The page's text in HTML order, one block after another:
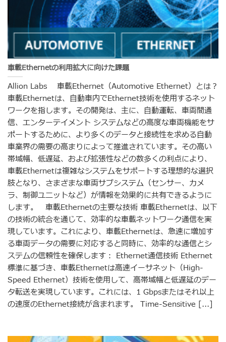
車載Ethernetの利用拡大に向けた課題
Allion Labs 車載Ethernet（Automotive Ethernet）とは？
車載Ethernetは、自動車内でEthernet技術を使用するネット
ワークを指します。その開発は、主に、自動運転、車両間通
信、エンターテイメント システムなどの高度な車両機能をサ
ポートするために、より多くのデータと接続性を求める自動
車業界の需要の高まりによって推進されています。その高い
帯域幅、低遅延、および拡張性などの数多くの利点により、
車載Ethernetは複雑なシステムをサポートする理想的な選択
肢となり、さまざまな車両サブシステム（センサー、カメ
ラ、制御ユニットなど）が情報を効果的に共有できるように
します。 車載Ethernetの主要な技術 車載Ethernetは、以下
の技術の統合を通じて、効率的な車載ネットワーク通信を実
現しています。これにより、車載Ethernetは、急速に増加す
る車両データの需要に対応すると同時に、効率的な通信とシ
ステムの信頼性を確保します： Ethernet通信技術 Ethernet
標準に基づき、車載Ethernetは高速イーサネット（High-
Speed Ethernet）技術を使用して、高帯域幅と低遅延のデー
タ転送を実現しています。これには、1 Gbpsまたはそれ以上
の速度のEthernet接続が含まれます。 Time-Sensitive [...]